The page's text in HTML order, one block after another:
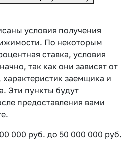
условия получения
По некоторым
ставка, условия
так как они зависят от
заемщика и
Эти пункты будут
предоставления вами
000 руб. до 50 000 000 руб.